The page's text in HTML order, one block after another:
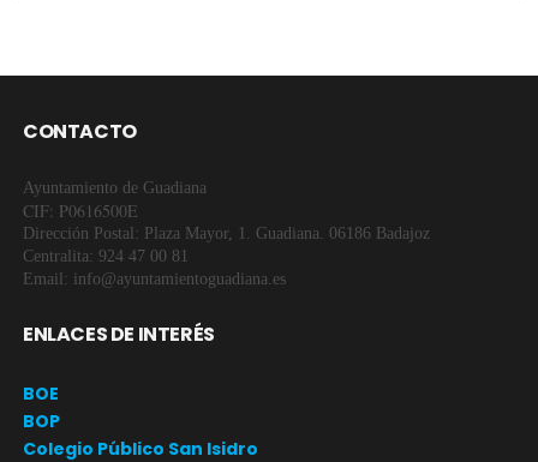
CONTACTO
Ayuntamiento de Guadiana
CIF: P0616500E
Dirección Postal: Plaza Mayor, 1. Guadiana. 06186 Badajoz
Centralita: 924 47 00 81
Email: info@ayuntamientoguadiana.es
ENLACES DE INTERÉS
BOE
BOP
Colegio Público San Isidro